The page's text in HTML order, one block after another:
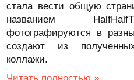
стала вести общую
названием
фотографируются в
создают из
коллажи.